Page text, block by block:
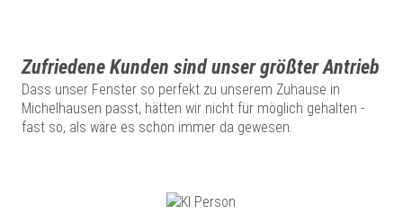
Zufriedene Kunden sind unser größter Antrieb
Dass unser Fenster so perfekt zu unserem Zuhause in
Michelhausen passt, hätten wir nicht für möglich gehalten -
fast so, als wäre es schon immer da gewesen.